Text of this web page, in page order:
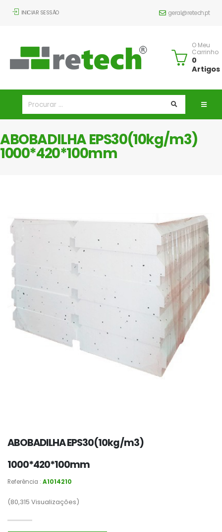
INICIAR SESSÃO geral@retech.pt
O Meu
Carrinho
0
Artigos
ABOBADILHA EPS30(10kg/m3)
1000*420*100mm
ABOBADILHA EPS30(10kg/m3)
1000*420*100mm
Referência : A1014210
(80,315 Visualizações)